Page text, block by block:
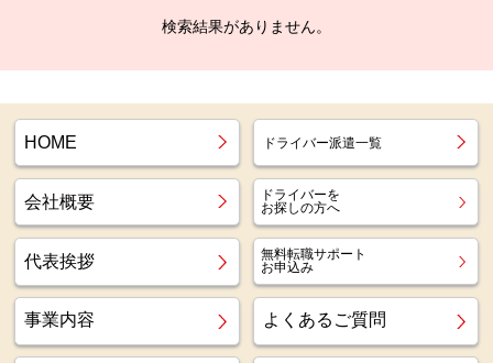
検索結果がありません。
HOME ドライバー派遣一覧
会社概要
ドライバーを
お探しの方へ
代表挨拶
無料転職サポート
お申込み
事業内容 よくあるご質問